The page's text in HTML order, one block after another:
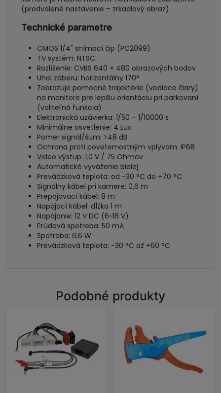
(predvolené nastavenie – zrkadlový obraz).
Technické parametre
CMOS 1/4" snímací čip (PC2099)
TV systém: NTSC
Rozlíšenie: CVBS 640 × 480 obrazových bodov
Uhol záberu: horizontálny 170°
Zobrazuje pomocné trajektórie (vodiace čiary)
na monitore pre lepšiu orientáciu pri parkovaní
(voliteľná funkcia)
Elektronická uzávierka: 1/50 – 1/10000 s
Minimálne osvetlenie: 4 Lux
Pomer signál/šum: >48 dB
Ochrana proti poveternostným vplyvom: IP68
Video výstup: 1.0 V / 75 Ohmov
Automatické vyváženie bielej
Prevádzková teplota: od -30 °C do +70 °C
Signálny kábel pri kamere: 0,6 m
Prepojovací kábel: 8 m
Napájací kábel: dĺžka 1 m
Napájanie: 12 V DC (6~16 V)
Prúdová spotreba: 50 mA
Spotreba: 0,6 W
Prevádzková teplota: -30 °C až +60 °C
Podobné produkty